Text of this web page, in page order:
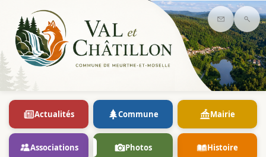
Contact
Actualités Commune Mairie
Associations Photos Histoire